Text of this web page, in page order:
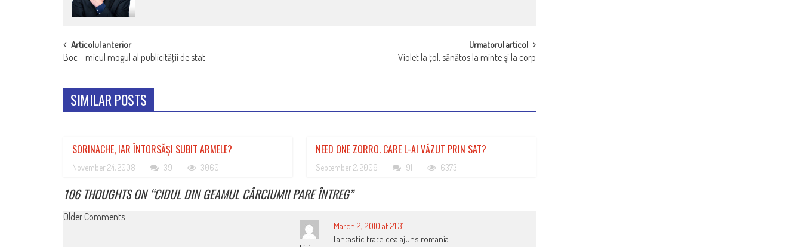
POST
NAVIGATION
Articolul anterior
Boc – micul mogul al publicităţii de stat
Urmatorul articol
Violet la ţol, sănătos la minte şi la corp
SIMILAR POSTS
SORINACHE, IAR ÎNTORSĂŞI SUBIT ARMELE?
November 24, 2008 39 3060
NEED ONE ZORRO. CARE L-AI VĂZUT PRIN SAT?
September 2, 2009 91 6373
106 THOUGHTS ON “CIDUL DIN GEAMUL CÂRCIUMII PARE ÎNTREG”
COMMENT
Older Comments
March 2, 2010 at 21:31
Fantastic frate cea ajuns romania